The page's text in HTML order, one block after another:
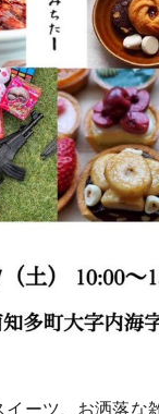
ーツ、お洒落